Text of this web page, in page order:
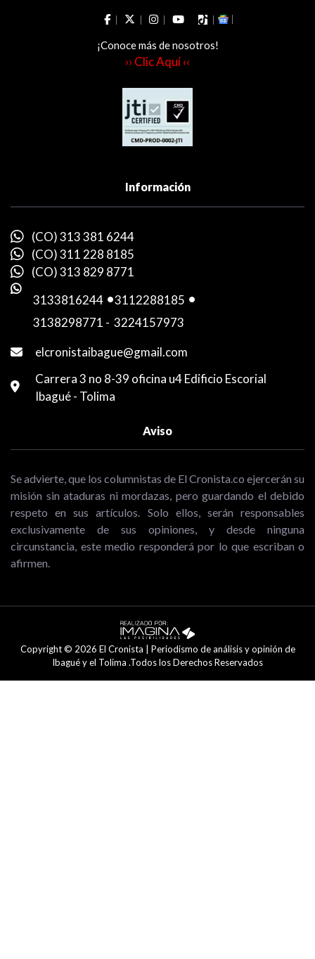
¡Conoce más de nosotros!
›› Clic Aquí ‹‹
Información
(CO) 313 381 6244
(CO) 311 228 8185
(CO) 313 829 8771
3133816244 -3112288185 -
3138298771 - 3224157973
elcronistaibague@gmail.com
Carrera 3 no 8-39 oficina u4 Edificio Escorial
Ibagué - Tolima
Aviso
Se advierte, que los columnistas de El Cronista.co ejercerán su
misión sin ataduras ni mordazas, pero guardando el debido
respeto en sus artículos. Solo ellos, serán responsables
exclusivamente de sus opiniones, y desde ninguna
circunstancia, este medio responderá por lo que escriban o
afirmen.
Copyright © 2026 El Cronista | Periodismo de análisis y opinión de
Ibagué y el Tolima .Todos los Derechos Reservados